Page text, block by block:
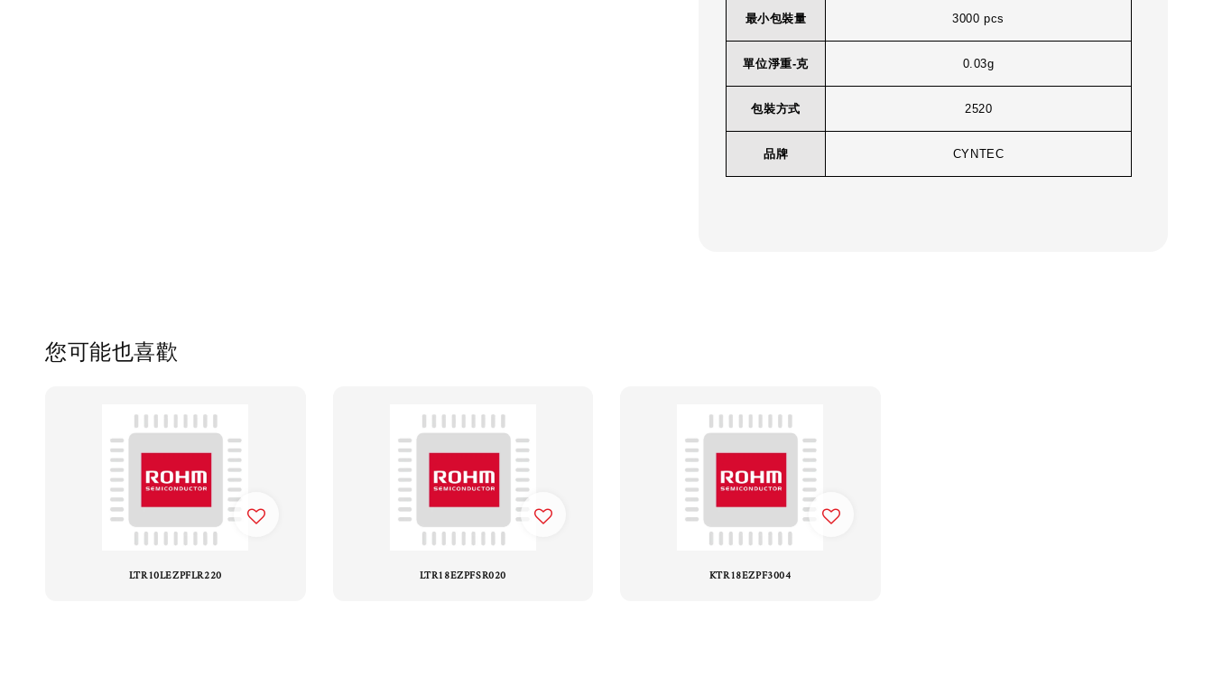
最小包裝量 3000 pcs
單位淨重-克 0.03g
包裝方式 2520
品牌 CYNTEC
您可能也喜歡
LTR10LEZPFLR220 LTR18EZPFSR020 KTR18EZPF3004